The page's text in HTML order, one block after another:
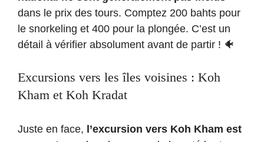
dans le prix des tours. Comptez 200 bahts pour
le snorkeling et 400 pour la plongée. C’est un
détail à vérifier absolument avant de partir ! 🐠
Excursions vers les îles voisines : Koh
Kham et Koh Kradat
Juste en face, l’excursion vers Koh Kham est